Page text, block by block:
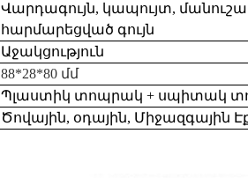
Վարդագույն, կապույտ,
հարմարեցված գույն
Աջակցություն
88*28*80 մմ
Պլաստիկ տոպրակ + սպիտակ
Ծովային, օդային, Միջազգային